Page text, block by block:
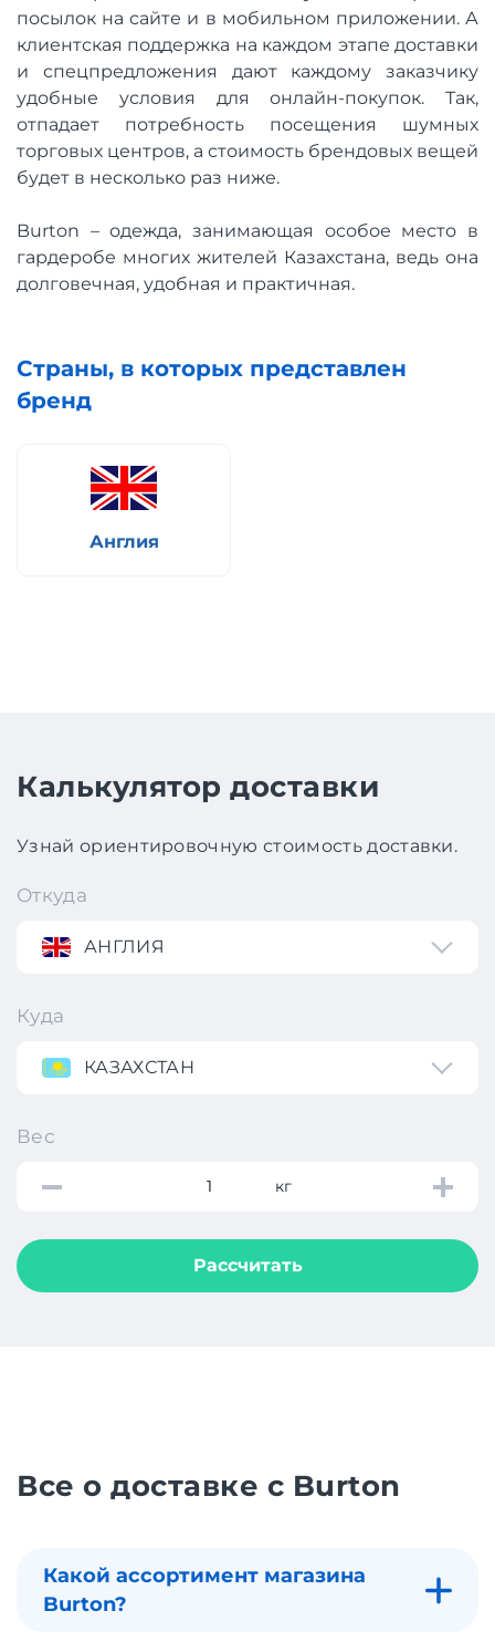
посылок на сайте и в мобильном приложении. А
клиентская поддержка на каждом этапе доставки
и спецпредложения дают каждому заказчику
удобные условия для онлайн-покупок. Так,
отпадает потребность посещения шумных
торговых центров, а стоимость брендовых вещей
будет в несколько раз ниже.
Burton – одежда, занимающая особое место в
гардеробе многих жителей Казахстана, ведь она
долговечная, удобная и практичная.
Страны, в которых представлен
бренд
Англия
Калькулятор доставки
Узнай ориентировочную стоимость доставки.
Откуда
АНГЛИЯ
Куда
КАЗАХСТАН
Вес
кг
Рассчитать
Все о доставке с Burton
Какой ассортимент магазина
Burton?